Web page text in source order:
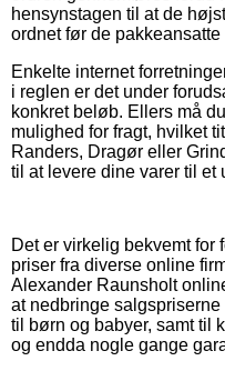
hensynstagen til at de
ordnet før de pakkeansatte
Enkelte internet
i reglen er det under
konkret beløb. Ellers må
mulighed for fragt, hvilket
Randers, Dragør eller
til at levere dine varer til et
Det er virkelig bekvemt for
priser fra diverse online
Alexander Raunsholt
at nedbringe
til børn og babyer, samt til
og endda nogle gange